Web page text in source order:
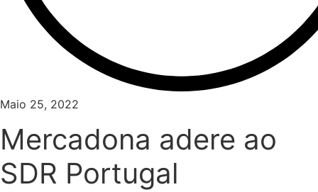
Maio 25, 2022
Mercadona adere ao
SDR Portugal